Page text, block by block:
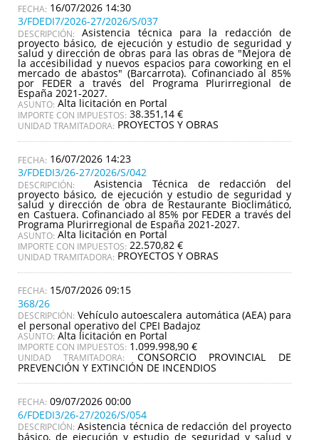
16/07/2026 14:30
3/FDEDI7/2026-27/2026/S/037
DESCRIPCIÓN: Asistencia técnica para la redacción de
proyecto básico, de ejecución y estudio de seguridad y
salud y dirección de obras para las obras de "Mejora de
la accesibilidad y nuevos espacios para coworking en el
mercado de abastos" (Barcarrota). Cofinanciado al 85%
por FEDER a través del Programa Plurirregional de
España 2021-2027.
ASUNTO: Alta licitación en Portal
IMPORTE CON IMPUESTOS: 38.351,14 €
UNIDAD TRAMITADORA: PROYECTOS Y OBRAS
16/07/2026 14:23
3/FDEDI3/26-27/2026/S/042
DESCRIPCIÓN: Asistencia Técnica de redacción del
proyecto básico, de ejecución y estudio de seguridad y
salud y dirección de obra de Restaurante Bioclimático,
en Castuera. Cofinanciado al 85% por FEDER a través del
Programa Plurirregional de España 2021-2027.
ASUNTO: Alta licitación en Portal
IMPORTE CON IMPUESTOS: 22.570,82 €
UNIDAD TRAMITADORA: PROYECTOS Y OBRAS
15/07/2026 09:15
368/26
DESCRIPCIÓN: Vehículo autoescalera automática (AEA) para
el personal operativo del CPEI Badajoz
ASUNTO: Alta licitación en Portal
IMPORTE CON IMPUESTOS: 1.099.998,90 €
UNIDAD TRAMITADORA: CONSORCIO PROVINCIAL DE
PREVENCIÓN Y EXTINCIÓN DE INCENDIOS
09/07/2026 00:00
6/FDEDI3/26-27/2026/S/054
DESCRIPCIÓN: Asistencia técnica de redacción del proyecto
básico, de ejecución y estudio de seguridad y salud y